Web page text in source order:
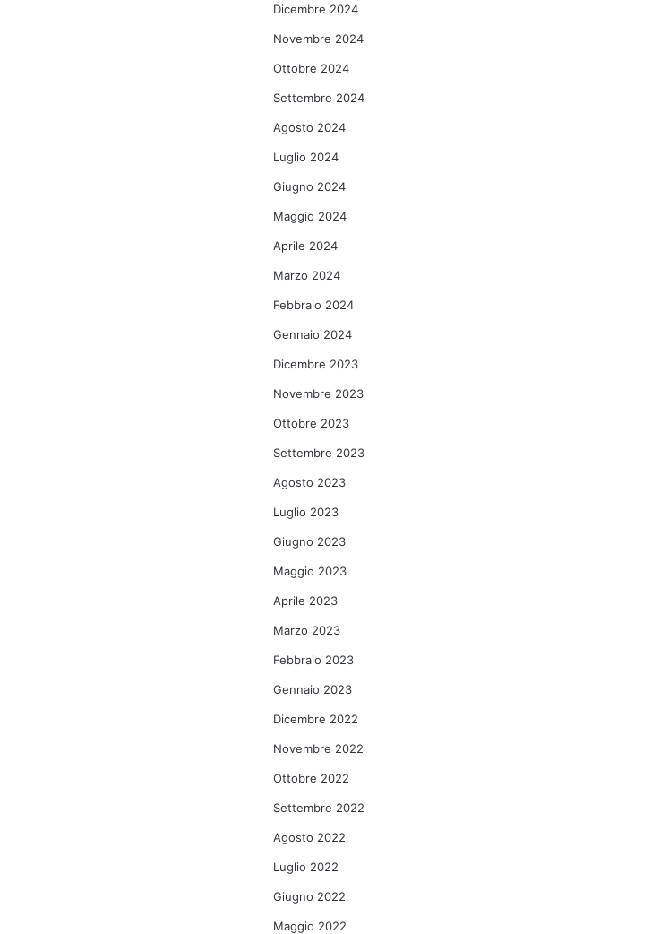
Dicembre 2024
Novembre 2024
Ottobre 2024
Settembre 2024
Agosto 2024
Luglio 2024
Giugno 2024
Maggio 2024
Aprile 2024
Marzo 2024
Febbraio 2024
Gennaio 2024
Dicembre 2023
Novembre 2023
Ottobre 2023
Settembre 2023
Agosto 2023
Luglio 2023
Giugno 2023
Maggio 2023
Aprile 2023
Marzo 2023
Febbraio 2023
Gennaio 2023
Dicembre 2022
Novembre 2022
Ottobre 2022
Settembre 2022
Agosto 2022
Luglio 2022
Giugno 2022
Maggio 2022